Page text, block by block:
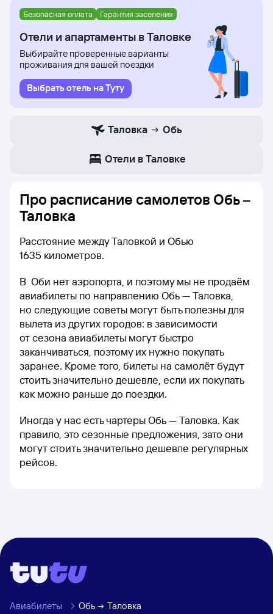
Безопасная оплата Гарантия заселения
Отели и апартаменты в Таловке
Выбирайте проверенные варианты
проживания для вашей поездки
Выбрать отель на Туту
Таловка Обь
Отели в Таловке
Про расписание самолетов Обь –
Таловка
Расстояние между Таловкой и Обью
1635 километров.
В Оби нет аэропорта, и поэтому мы не продаём
авиабилеты по направлению Обь — Таловка,
но следующие советы могут быть полезны для
вылета из других городов: в зависимости
от сезона авиабилеты могут быстро
заканчиваться, поэтому их нужно покупать
заранее. Кроме того, билеты на самолёт будут
стоить значительно дешевле, если их покупать
как можно раньше до поездки.
Иногда у нас есть чартеры Обь — Таловка. Как
правило, это сезонные предложения, зато они
могут стоить значительно дешевле регулярных
рейсов.
Авиабилеты Обь Таловка